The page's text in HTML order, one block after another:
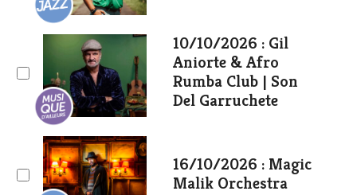
10/10/2026 : Gil
Aniorte & Afro
Rumba Club | Son
Del Garruchete
16/10/2026 : Magic
Malik Orchestra